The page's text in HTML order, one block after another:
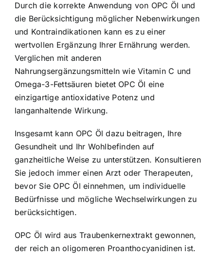
Durch die korrekte Anwendung von OPC Öl und
die Berücksichtigung möglicher Nebenwirkungen
und Kontraindikationen kann es zu einer
wertvollen Ergänzung Ihrer Ernährung werden.
Verglichen mit anderen
Nahrungsergänzungsmitteln wie Vitamin C und
Omega-3-Fettsäuren bietet OPC Öl eine
einzigartige antioxidative Potenz und
langanhaltende Wirkung.
Insgesamt kann OPC Öl dazu beitragen, Ihre
Gesundheit und Ihr Wohlbefinden auf
ganzheitliche Weise zu unterstützen. Konsultieren
Sie jedoch immer einen Arzt oder Therapeuten,
bevor Sie OPC Öl einnehmen, um individuelle
Bedürfnisse und mögliche Wechselwirkungen zu
berücksichtigen.
OPC Öl wird aus Traubenkernextrakt gewonnen,
der reich an oligomeren Proanthocyanidinen ist.